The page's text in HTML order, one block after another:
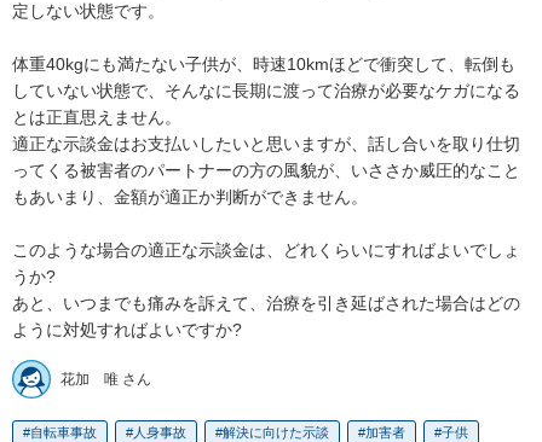
定しない状態です。
体重40kgにも満たない子供が、時速10kmほどで衝突して、転倒も
していない状態で、そんなに長期に渡って治療が必要なケガになる
とは正直思えません。
適正な示談金はお支払いしたいと思いますが、話し合いを取り仕切
ってくる被害者のパートナーの方の風貌が、いささか威圧的なこと
もあいまり、金額が適正か判断ができません。
このような場合の適正な示談金は、どれくらいにすればよいでしょ
うか?
あと、いつまでも痛みを訴えて、治療を引き延ばされた場合はどの
ように対処すればよいですか?
花加 唯 さん
自転車事故 人身事故 解決に向けた示談 加害者 子供